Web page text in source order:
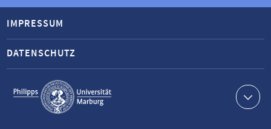
Service-
Navigation
IMPRESSUM
DATENSCHUTZ